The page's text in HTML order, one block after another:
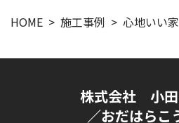
HOME 施工事例 心地いい
株式会社 小田
／おだはらこ